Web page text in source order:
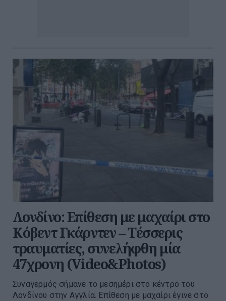
Λονδίνο: Επίθεση με μαχαίρι στο
Κόβεντ Γκάρντεν – Τέσσερις
τραυματίες, συνελήφθη μία
47χρονη (Video&Photos)
Συναγερμός σήμανε το μεσημέρι στο κέντρο του
Λονδίνου στην Αγγλία. Επίθεση με μαχαίρι έγινε στο